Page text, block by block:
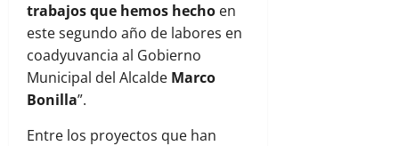
trabajos que hemos hecho en
este segundo año de labores en
coadyuvancia al Gobierno
Municipal del Alcalde Marco
Bonilla”.
Entre los proyectos que han